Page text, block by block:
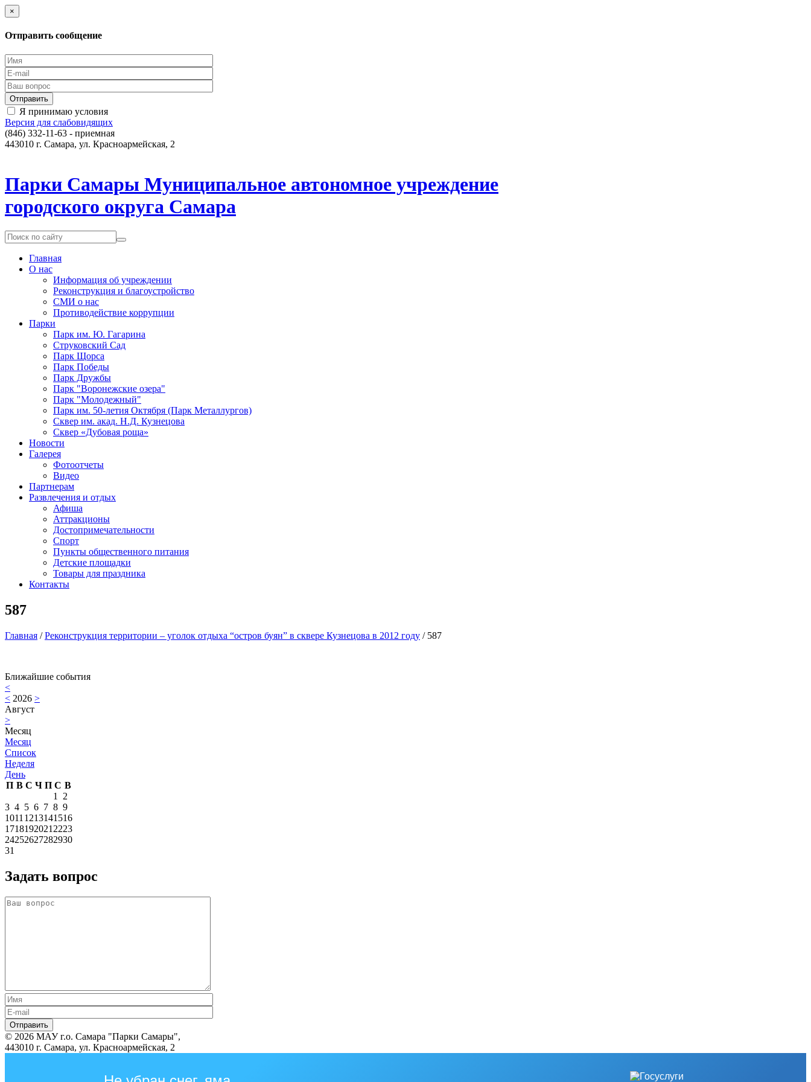
×
Отправить сообщение
Я принимаю условия
Версия для слабовидящих
(846) 332-11-63 - приемная
443010 г. Самара, ул. Красноармейская, 2
Парки Самары Муниципальное автономное учреждение
городского округа Самара
Главная
О нас
Информация об учреждении
Реконструкция и благоустройство
СМИ о нас
Противодействие коррупции
Парки
Парк им. Ю. Гагарина
Струковский Сад
Парк Щорса
Парк Победы
Парк Дружбы
Парк "Воронежские озера"
Парк "Молодежный"
Парк им. 50-летия Октября (Парк Металлургов)
Сквер им. акад. Н.Д. Кузнецова
Сквер «Дубовая роща»
Новости
Галерея
Фотоотчеты
Видео
Партнерам
Развлечения и отдых
Афиша
Аттракционы
Достопримечательности
Спорт
Пункты общественного питания
Детские площадки
Товары для праздника
Контакты
587
Главная / Реконструкция территории – уголок отдыха “остров буян” в сквере Кузнецова в 2012 году /587
Ближайшие события
<
< 2026 >
Август
>
Месяц
Месяц
Список
Неделя
День
П В С Ч П С В
1
2
3 4 5 6 7 8 9
1011 1213141516
1718192021 2223
24252627282930
31
Задать вопрос
© 2026 МАУ г.о. Самара "Парки Самары",
443010 г. Самара, ул. Красноармейская, 2